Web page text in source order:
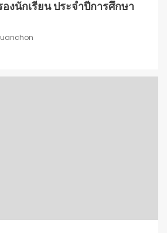
งนักเรียน ประจำปีการศึกษา